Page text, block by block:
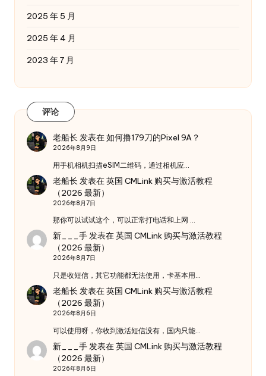
2025 年 5 月
2025 年 4 月
2023 年 7 月
评论
老船长 发表在如何撸179刀的Pixel 9A？
2026年8月9日
用手机相机扫描eSIM二维码，通过相机应…
老船长 发表在英国 CMLink 购买与激活教程
（2026 最新）
2026年8月7日
那你可以试试这个，可以正常打电话和上网 …
新___手发表在英国 CMLink 购买与激活教程
（2026 最新）
2026年8月7日
只是收短信，其它功能都无法使用，卡基本用…
老船长 发表在英国 CMLink 购买与激活教程
（2026 最新）
2026年8月6日
可以使用呀，你收到激活短信没有，国内只能…
新___手发表在英国 CMLink 购买与激活教程
（2026 最新）
2026年8月6日